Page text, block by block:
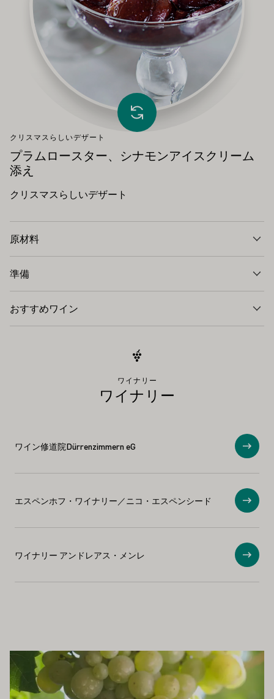
クリスマスらしいデザート
プラムロースター、シナモンアイスクリーム
添え
クリスマスらしいデザート
原材料
準備
おすすめワイン
他のレシピを読み込む
ワイナリー
ワイナリー
ワイン修道院Dürrenzimmern eG ショ
エスペンホフ・ワイナリー／ニコ・エスペンシード ショ
ワイナリー アンドレアス・メンレ ショ
お勧めです
もっと詳しく